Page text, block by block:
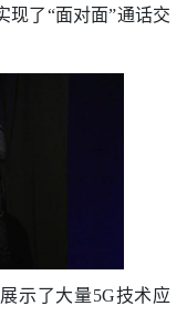
现了“面对面”通话交
示了大量5G技术应